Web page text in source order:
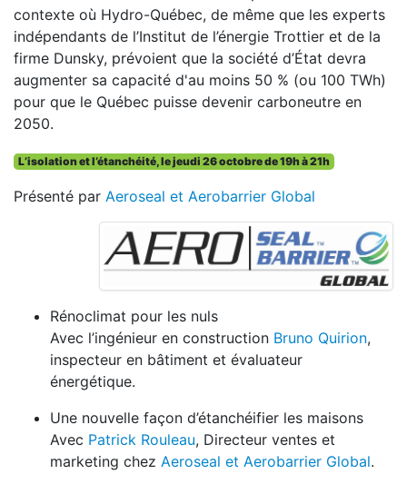
contexte où Hydro-Québec, de même que les experts
indépendants de l’Institut de l’énergie Trottier et de la
firme Dunsky, prévoient que la société d’État devra
augmenter sa capacité d'au moins 50 % (ou 100 TWh)
pour que le Québec puisse devenir carboneutre en
2050.
L’isolation et l’étanchéité, le jeudi 26 octobre de 19h à 21h
Présenté par Aeroseal et Aerobarrier Global
Rénoclimat pour les nuls
Avec l’ingénieur en construction Bruno Quirion,
inspecteur en bâtiment et évaluateur
énergétique.
Une nouvelle façon d’étanchéifier les maisons
Avec Patrick Rouleau, Directeur ventes et
marketing chez Aeroseal et Aerobarrier Global.